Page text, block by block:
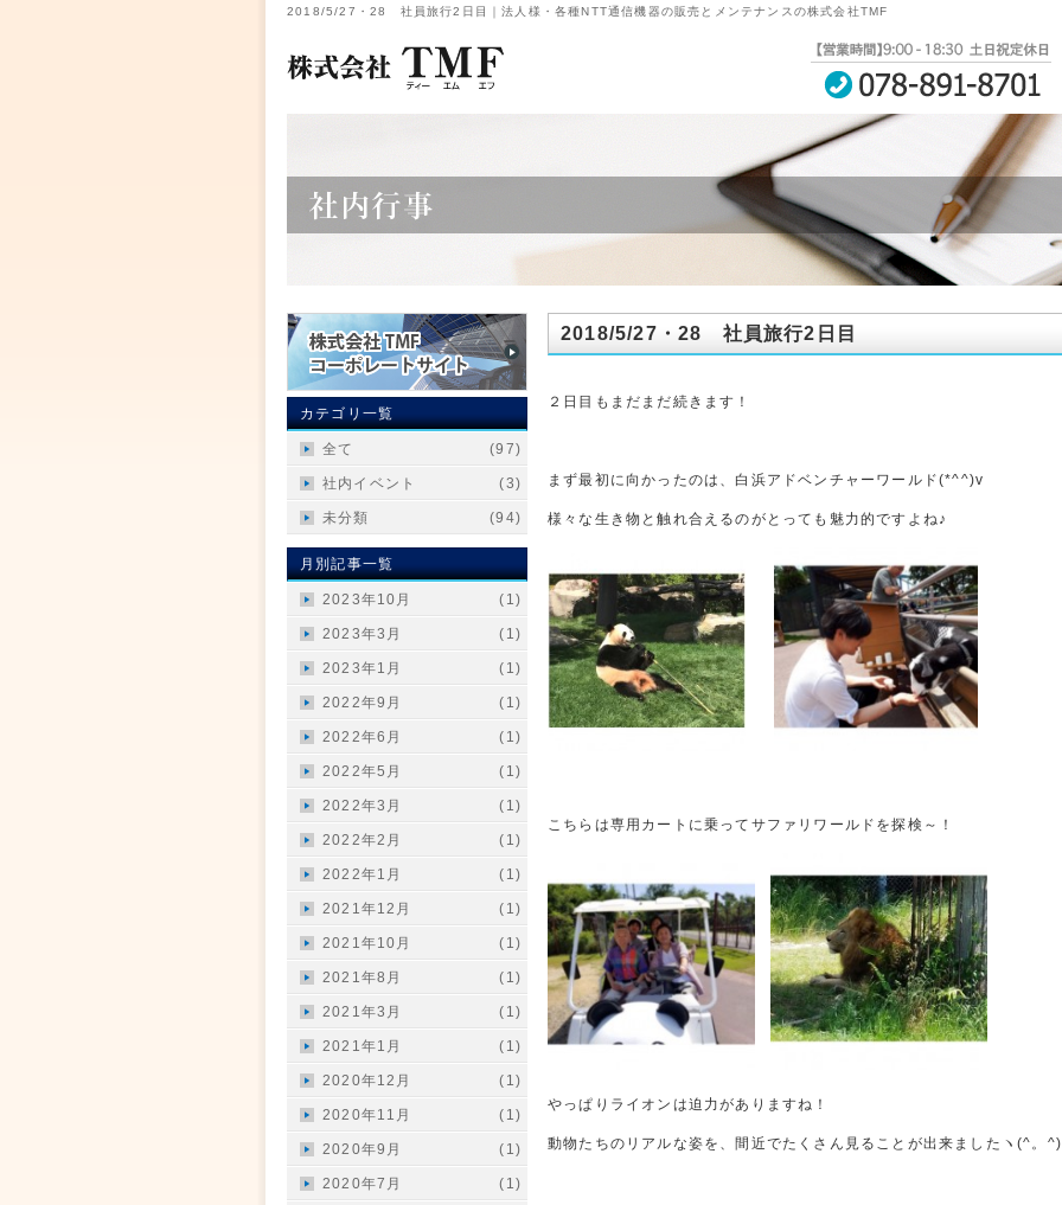
2018/5/27・28 社員旅行2日目｜法人様・各種NTT通信機器の販売とメンテナンスの株式会社TMF
2018/5/27・28 社員旅行2日目
２日目もまだまだ続きます！
まず最初に向かったのは、白浜アドベンチャーワールド(*^^)v
様々な生き物と触れ合えるのがとっても魅力的ですよね♪
こちらは専用カートに乗ってサファリワールドを探検～！
やっぱりライオンは迫力がありますね！
動物たちのリアルな姿を、間近でたくさん見ることが出来ましたヽ(^。
カテゴリ一覧
全て (97)
社内イベント (3)
未分類 (94)
月別記事一覧
2023年10月 (1)
2023年3月 (1)
2023年1月 (1)
2022年9月 (1)
2022年6月 (1)
2022年5月 (1)
2022年3月 (1)
2022年2月 (1)
2022年1月 (1)
2021年12月 (1)
2021年10月 (1)
2021年8月 (1)
2021年3月 (1)
2021年1月 (1)
2020年12月 (1)
2020年11月 (1)
2020年9月 (1)
2020年7月 (1)